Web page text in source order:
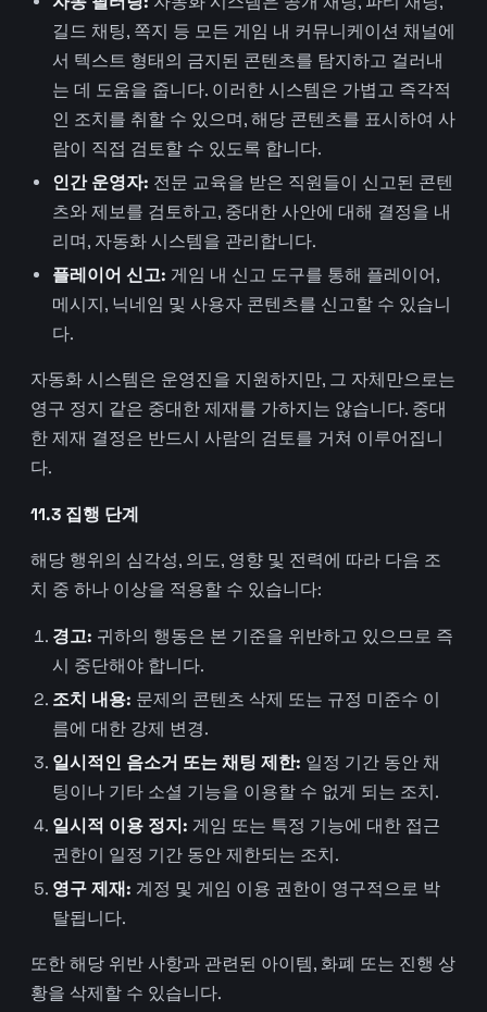
길드 채팅, 쪽지 등 모든 게임 내 커뮤니케이션 채널에
서 텍스트 형태의 금지된 콘텐츠를 탐지하고 걸러내
는 데 도움을 줍니다. 이러한 시스템은 가볍고 즉각적
인 조치를 취할 수 있으며, 해당 콘텐츠를 표시하여 사
람이 직접 검토할 수 있도록 합니다.
인간 운영자: 전문 교육을 받은 직원들이 신고된 콘텐
츠와 제보를 검토하고, 중대한 사안에 대해 결정을 내
리며, 자동화 시스템을 관리합니다.
플레이어 신고: 게임 내 신고 도구를 통해 플레이어,
메시지, 닉네임 및 사용자 콘텐츠를 신고할 수 있습니
다.
자동화 시스템은 운영진을 지원하지만, 그 자체만으로는
영구 정지 같은 중대한 제재를 가하지는 않습니다. 중대
한 제재 결정은 반드시 사람의 검토를 거쳐 이루어집니
다.
11.3 집행 단계
해당 행위의 심각성, 의도, 영향 및 전력에 따라 다음 조
치 중 하나 이상을 적용할 수 있습니다:
경고: 귀하의 행동은 본 기준을 위반하고 있으므로 즉
시 중단해야 합니다.
조치 내용: 문제의 콘텐츠 삭제 또는 규정 미준수 이
름에 대한 강제 변경.
일시적인 음소거 또는 채팅 제한: 일정 기간 동안 채
팅이나 기타 소셜 기능을 이용할 수 없게 되는 조치.
일시적 이용 정지: 게임 또는 특정 기능에 대한 접근
권한이 일정 기간 동안 제한되는 조치.
영구 제재: 계정 및 게임 이용 권한이 영구적으로 박
탈됩니다.
또한 해당 위반 사항과 관련된 아이템, 화폐 또는 진행 상
황을 삭제할 수 있습니다.